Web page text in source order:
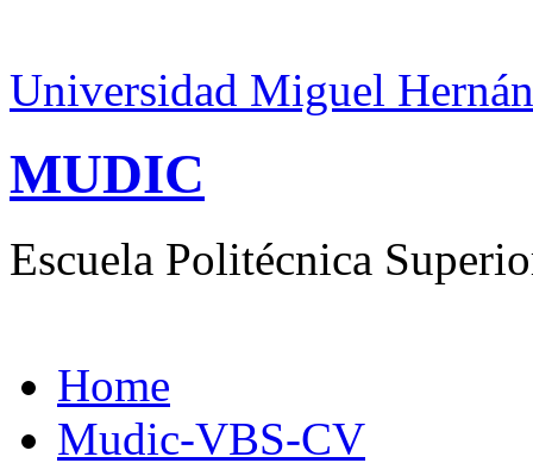
Universidad Miguel
MUDIC
Escuela Politécnica
Home
Mudic-VBS-CV